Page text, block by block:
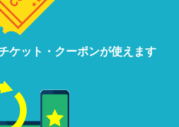
ケット・クーポンが使えます